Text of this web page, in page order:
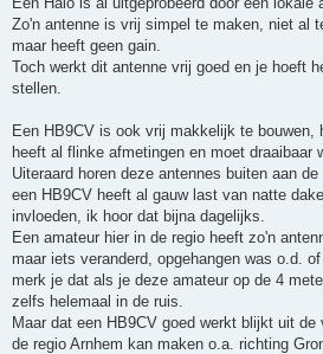
Zo'n antenne is vrij simpel te maken, niet al
maar heeft geen gain.
Toch werkt dit antenne vrij goed en je hoeft
stellen.
Een HB9CV is ook vrij makkelijk te bouwen,
heeft al flinke afmetingen en moet draaibaar
Uiteraard horen deze antennes buiten aan
een HB9CV heeft al gauw last van natte
invloeden, ik hoor dat bijna dagelijks.
Een amateur hier in de regio heeft zo'n
maar iets veranderd, opgehangen was o.d.
merk je dat als je deze amateur op de 4
zelfs helemaal in de ruis.
Maar dat een HB9CV goed werkt blijkt uit de
de regio Arnhem kan maken o.a. richting